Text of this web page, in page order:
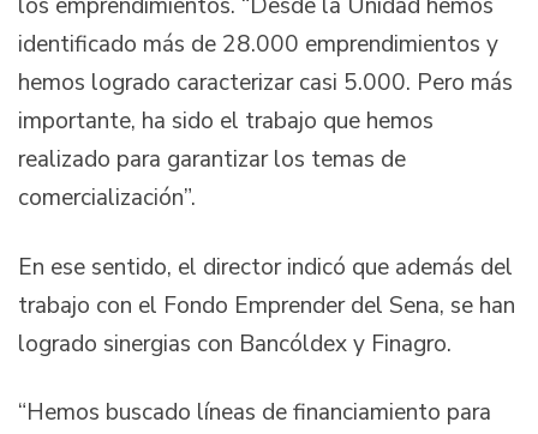
identificado más de 28.000 emprendimientos y
hemos logrado caracterizar casi 5.000. Pero más
importante, ha sido el trabajo que hemos
realizado para garantizar los temas de
comercialización”.
En ese sentido, el director indicó que además del
trabajo con el Fondo Emprender del Sena, se han
logrado sinergias con Bancóldex y Finagro.
“Hemos buscado líneas de financiamiento para